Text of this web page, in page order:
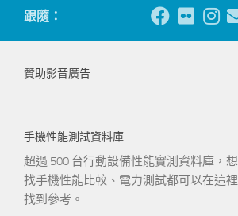
跟隨：
贊助影音廣告
手機性能測試資料庫
超過 500 台行動設備性能實測資料庫，想
找手機性能比較、電力測試都可以在這裡
找到參考。